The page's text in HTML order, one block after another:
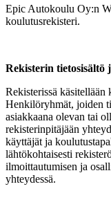
Epic Autokoulu Oy:n
koulutusrekisteri.
Rekisterin
Rekisterissä
Henkilöryhmät, joiden
asiakkaana olevan tai
rekisterinpitäjään
käyttäjät ja
lähtökohtaisesti
ilmoittautumisen ja
yhteydessä.